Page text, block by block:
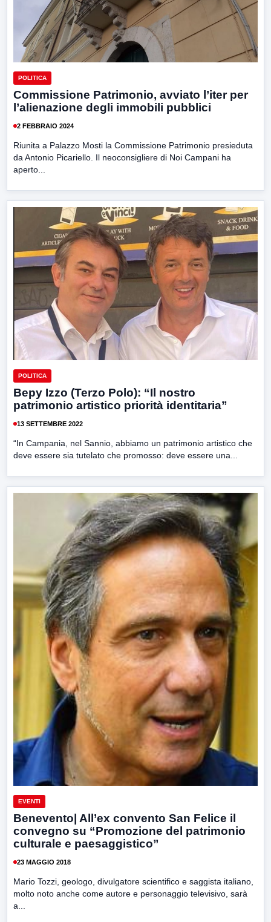
POLITICA
Commissione Patrimonio, avviato l’iter per
l’alienazione degli immobili pubblici
2 FEBBRAIO 2024
Riunita a Palazzo Mosti la Commissione Patrimonio presieduta
da Antonio Picariello. Il neoconsigliere di Noi Campani ha
aperto...
POLITICA
Bepy Izzo (Terzo Polo): “Il nostro
patrimonio artistico priorità identitaria”
13 SETTEMBRE 2022
“In Campania, nel Sannio, abbiamo un patrimonio artistico che
deve essere sia tutelato che promosso: deve essere una...
EVENTI
Benevento| All’ex convento San Felice il
convegno su “Promozione del patrimonio
culturale e paesaggistico”
23 MAGGIO 2018
Mario Tozzi, geologo, divulgatore scientifico e saggista italiano,
molto noto anche come autore e personaggio televisivo, sarà
a...